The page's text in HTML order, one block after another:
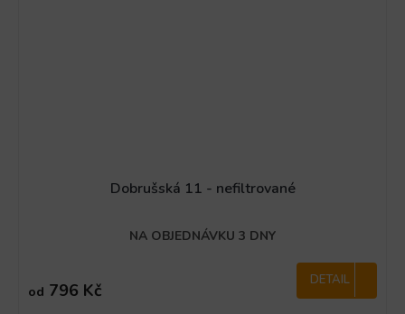
Dobrušská 11 - nefiltrované
NA OBJEDNÁVKU 3 DNY
od 796 Kč DETAIL